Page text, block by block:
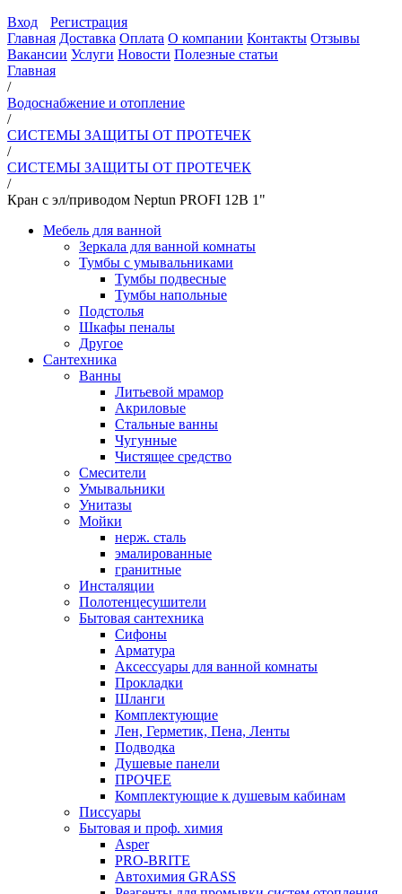
Вход
Регистрация
Главная Доставка Оплата О компании Контакты Отзывы
Вакансии Услуги Новости Полезные статьи
Главная
/
Водоснабжение и отопление
/
СИСТЕМЫ ЗАЩИТЫ ОТ ПРОТЕЧЕК
/
СИСТЕМЫ ЗАЩИТЫ ОТ ПРОТЕЧЕК
/
Кран с эл/приводом Neptun PROFI 12В 1"
Мебель для ванной
Зеркала для ванной комнаты
Тумбы с умывальниками
Тумбы подвесные
Тумбы напольные
Подстолья
Шкафы пеналы
Другое
Сантехника
Ванны
Литьевой мрамор
Акриловые
Стальные ванны
Чугунные
Чистящее средство
Смесители
Умывальники
Унитазы
Мойки
нерж. сталь
эмалированные
гранитные
Инсталяции
Полотенцесушители
Бытовая сантехника
Сифоны
Арматура
Аксессуары для ванной комнаты
Прокладки
Шланги
Комплектующие
Лен, Герметик, Пена, Ленты
Подводка
Душевые панели
ПРОЧЕЕ
Комплектующие к душевым кабинам
Писсуары
Бытовая и проф. химия
Asper
PRO-BRITE
Автохимия GRASS